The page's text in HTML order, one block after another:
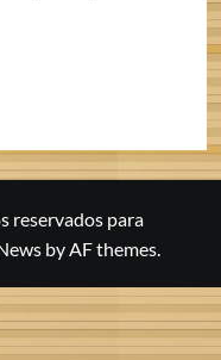
reservados para
by AF themes.